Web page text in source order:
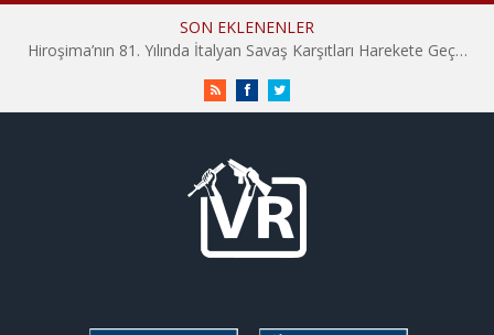
SON EKLENENLER
Hiroşima’nın 81. Yılında İtalyan Savaş Karşıtları Harekete Geçti: “Hatırlamak yeterli değil”
RSS FacebookTwitter